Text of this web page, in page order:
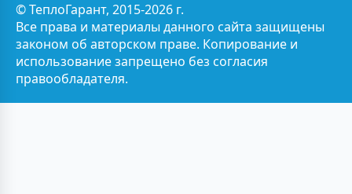
© ТеплоГарант, 2015-2026 г.
Все права и материалы данного сайта защищены
законом об авторском праве. Копирование и
использование запрещено без согласия
правообладателя.